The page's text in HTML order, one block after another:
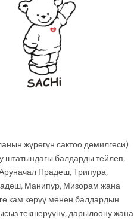
жүрөгүн сактоо демилгеси)
штатындагы балдарды тейлеп,
Прадеш, Трипура,
Манипур, Мизорам жана
кам көрүү менен балдардын
текшерүүнү, дарылоону жана